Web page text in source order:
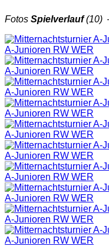
Fotos Spielverlauf(10)
A-Junioren RW WER
A-Junioren RW WER
A-Junioren RW WER
A-Junioren RW WER
A-Junioren RW WER
A-Junioren RW WER
A-Junioren RW WER
A-Junioren RW WER
A-Junioren RW WER
A-Junioren RW WER